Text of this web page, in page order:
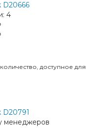
D20666
4
доступное для
менеджеров